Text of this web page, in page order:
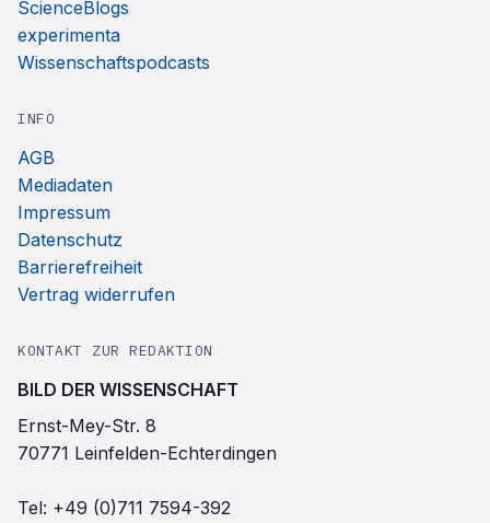
ScienceBlogs
experimenta
Wissenschaftspodcasts
INFO
AGB
Mediadaten
Impressum
Datenschutz
Barrierefreiheit
Vertrag widerrufen
KONTAKT ZUR REDAKTION
BILD DER WISSENSCHAFT
Ernst-Mey-Str. 8
70771 Leinfelden-Echterdingen
Tel: +49 (0)711 7594-392